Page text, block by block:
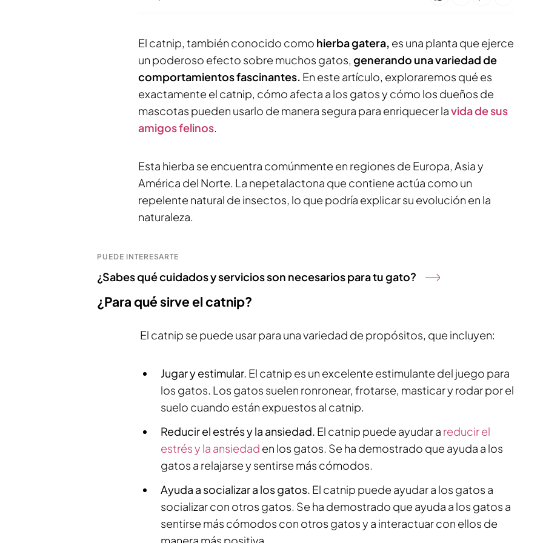
El catnip, también conocido como hierba gatera, es una planta que ejerce
un poderoso efecto sobre muchos gatos, generando una variedad de
comportamientos fascinantes. En este artículo, exploraremos qué es
exactamente el catnip, cómo afecta a los gatos y cómo los dueños de
mascotas pueden usarlo de manera segura para enriquecer lavida de sus
amigos felinos.
Esta hierba se encuentra comúnmente en regiones de Europa, Asia y
América del Norte. La nepetalactona que contiene actúa como un
repelente natural de insectos, lo que podría explicar su evolución en la
naturaleza.
PUEDE INTERESARTE
¿Sabes qué cuidados y servicios son necesarios para tu gato?
¿Para qué sirve el catnip?
El catnip se puede usar para una variedad de propósitos, que incluyen:
Jugar y estimular. El catnip es un excelente estimulante del juego para
los gatos. Los gatos suelen ronronear, frotarse, masticar y rodar por el
suelo cuando están expuestos al catnip.
Reducir el estrés y la ansiedad. El catnip puede ayudar a reducir el
estrés y la ansiedad en los gatos. Se ha demostrado que ayuda a los
gatos a relajarse y sentirse más cómodos.
Ayuda a socializar a los gatos. El catnip puede ayudar a los gatos a
socializar con otros gatos. Se ha demostrado que ayuda a los gatos a
sentirse más cómodos con otros gatos y a interactuar con ellos de